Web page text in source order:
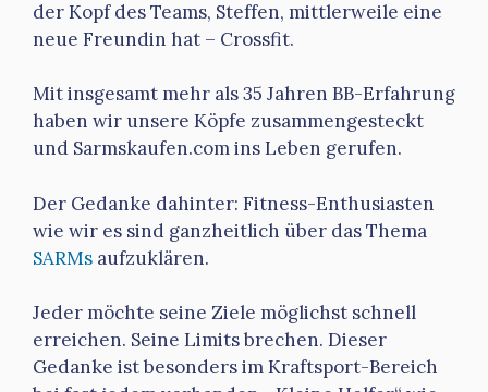
der Kopf des Teams, Steffen, mittlerweile eine
neue Freundin hat – Crossfit.
Mit insgesamt mehr als 35 Jahren BB-Erfahrung
haben wir unsere Köpfe zusammengesteckt
und Sarmskaufen.com ins Leben gerufen.
Der Gedanke dahinter: Fitness-Enthusiasten
wie wir es sind ganzheitlich über das Thema
SARMs aufzuklären.
Jeder möchte seine Ziele möglichst schnell
erreichen. Seine Limits brechen. Dieser
Gedanke ist besonders im Kraftsport-Bereich